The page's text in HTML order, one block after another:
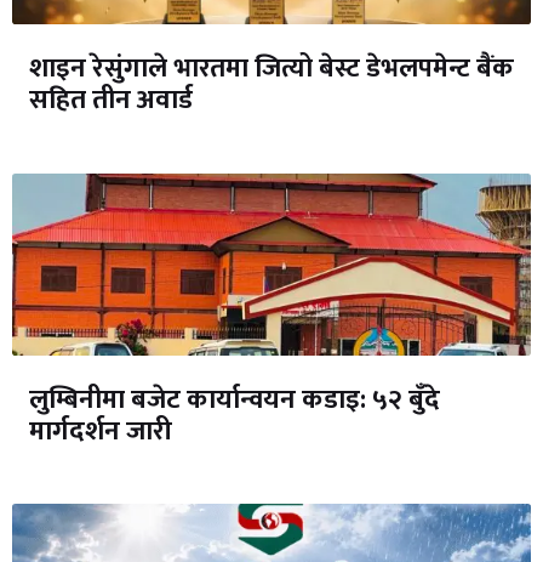
शाइन रेसुंगाले भारतमा जित्यो बेस्ट डेभलपमेन्ट बैंक
सहित तीन अवार्ड
लुम्बिनीमा बजेट कार्यान्वयन कडाइ: ५२ बुँदे
मार्गदर्शन जारी